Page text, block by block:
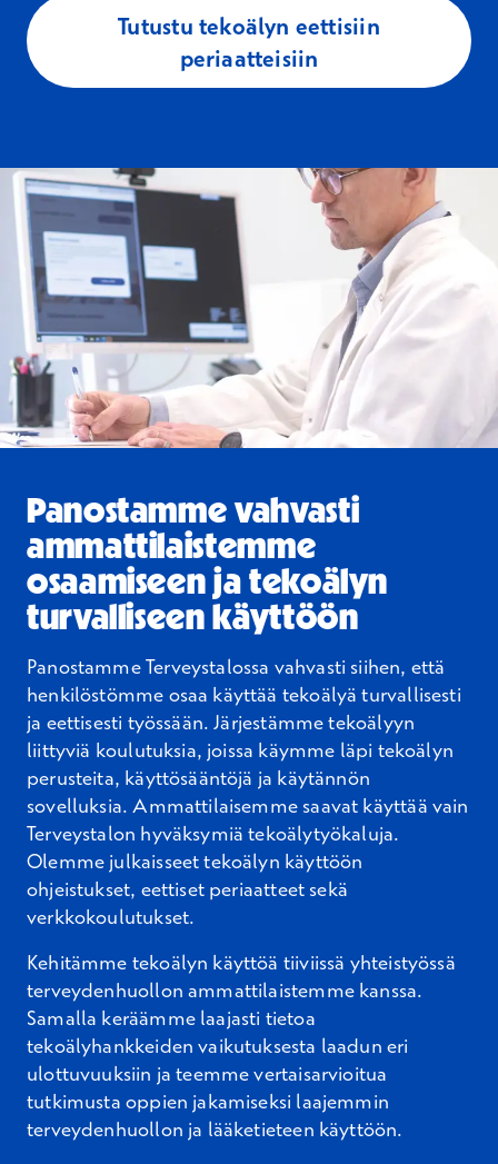
Tutustu tekoälyn eettisiin
periaatteisiin
Panostamme vahvasti
ammattilaistemme
osaamiseen ja tekoälyn
turvalliseen käyttöön
Panostamme Terveystalossa vahvasti siihen, että
henkilöstömme osaa käyttää tekoälyä turvallisesti
ja eettisesti työssään. Järjestämme tekoälyyn
liittyviä koulutuksia, joissa käymme läpi tekoälyn
perusteita, käyttösääntöjä ja käytännön
sovelluksia. Ammattilaisemme saavat käyttää vain
Terveystalon hyväksymiä tekoälytyökaluja.
Olemme julkaisseet tekoälyn käyttöön
ohjeistukset, eettiset periaatteet sekä
verkkokoulutukset.
Kehitämme tekoälyn käyttöä tiiviissä yhteistyössä
terveydenhuollon ammattilaistemme kanssa.
Samalla keräämme laajasti tietoa
tekoälyhankkeiden vaikutuksesta laadun eri
ulottuvuuksiin ja teemme vertaisarvioitua
tutkimusta oppien jakamiseksi laajemmin
terveydenhuollon ja lääketieteen käyttöön.